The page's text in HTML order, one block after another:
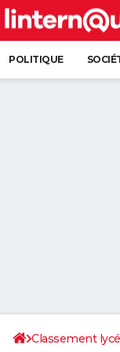
POLITIQUE
Classement